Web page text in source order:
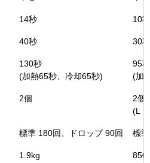
14秒 10秒
40秒 30秒
130秒
(加熱65秒、冷却65秒)
95秒
(加
2個
2個
(L
標準 180回、ドロップ 90回 標
1.9kg